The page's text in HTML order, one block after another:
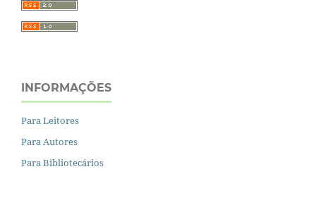
INFORMAÇÕES
Para Leitores
Para Autores
Para Bibliotecários